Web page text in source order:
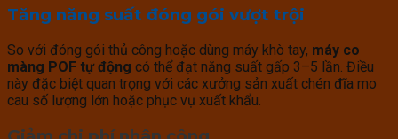
Tăng năng suất đóng gói vượt trội
So với đóng gói thủ công hoặc dùng máy khò tay, máy co
màng POF tự động có thể đạt năng suất gấp 3–5 lần. Điều
này đặc biệt quan trọng với các xưởng sản xuất chén đĩa mo
cau số lượng lớn hoặc phục vụ xuất khẩu.